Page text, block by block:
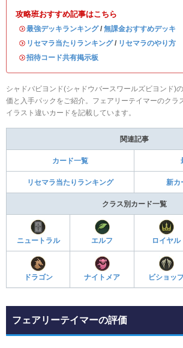
攻略班おすすめ記事はこちら
・最強デッキランキング/ 無課金おすすめデッキ
・ リセマラ当たりランキング/ リセマラのやり方
・招待コード共有掲示板
シャドバビヨンド(シャドウバースワールズビヨンド)
価と入手パックをご紹介。フェアリーテイマーのクラ
イラスト違いカードを記載しています。
関連記事
カード一覧
リセマラ当たりランキング 新カ
クラス別カード一覧
ニュートラル エルフ ロイヤル
ドラゴン ナイトメア ビショッ
フェアリーテイマーの評価